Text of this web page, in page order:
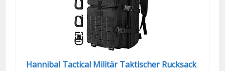
Hannibal Tactical Militär Taktischer Rucksack